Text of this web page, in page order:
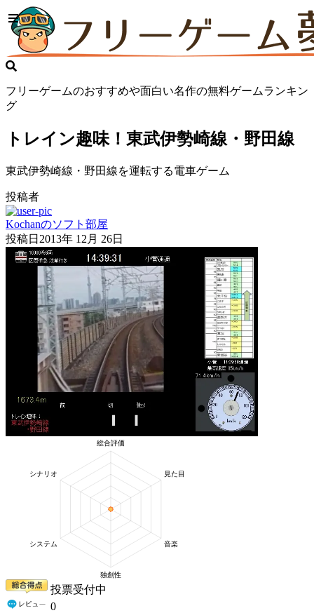
フリーゲームのおすすめや面白い名作の無料ゲームランキン
グ
トレイン趣味！東武伊勢崎線・野田線
東武伊勢崎線・野田線を運転する電車ゲーム
投稿者
Kochanのソフト部屋
投稿日 2013年 12月 26日
投票受付中
0